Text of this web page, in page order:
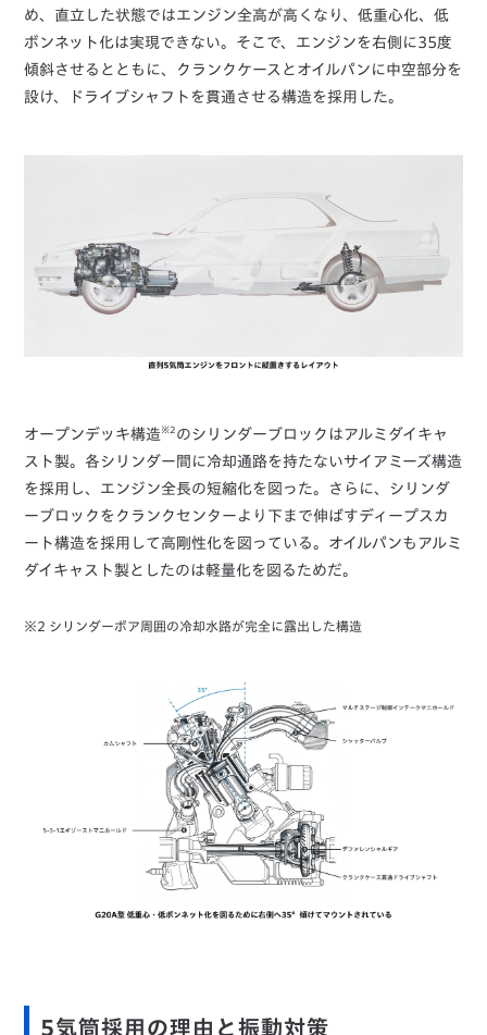
め、直立した状態ではエンジン全高が高くなり、低重心化、低
ボンネット化は実現できない。そこで、エンジンを右側に35度
傾斜させるとともに、クランクケースとオイルパンに中空部分を
設け、ドライブシャフトを貫通させる構造を採用した。
オープンデッキ構造 ※2 のシリンダーブロックはアルミダイキャ
スト製。各シリンダー間に冷却通路を持たないサイアミーズ構造
を採用し、エンジン全長の短縮化を図った。さらに、シリンダ
ーブロックをクランクセンターより下まで伸ばすディープスカ
ート構造を採用して高剛性化を図っている。オイルパンもアルミ
ダイキャスト製としたのは軽量化を図るためだ。
※2 シリンダーボア周囲の冷却水路が完全に露出した構造
5気筒採用の理由と振動対策